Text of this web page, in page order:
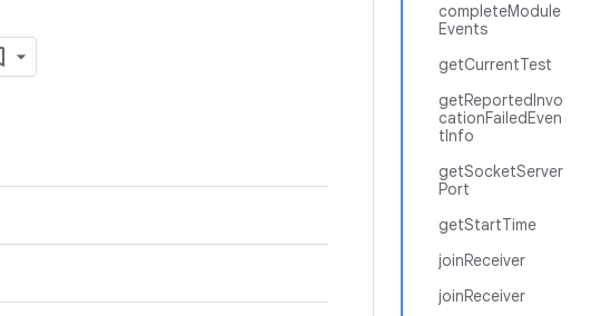
completeModule
Events
getCurrentTest
getReportedInvo
cationFailedEven
tInfo
getSocketServer
Port
getStartTime
joinReceiver
joinReceiver